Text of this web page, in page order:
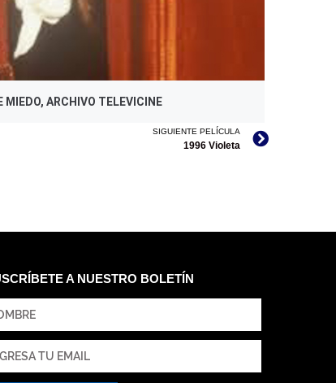
MIEDO, ARCHIVO TELEVICINE
SIGUIENTE PELÍCULA
1996 Violeta
A NUESTRO BOLETÍN